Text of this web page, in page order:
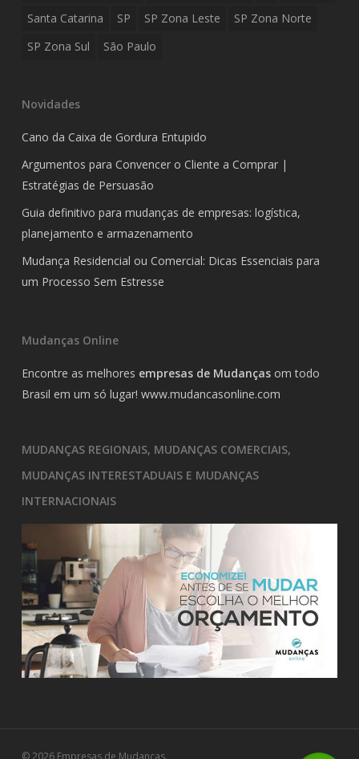
Santa Catarina
SP SP Zona Leste
SP Zona Norte
SP Zona Sul
São Paulo
Novidades
Cano da Caixa de Gordura Entupido
Argumentos para Convencer o Cliente a Comprar |
Estratégias de Persuasão
Guia definitivo para mudanças de empresas: logística,
planejamento e armazenamento
Mudança Residencial ou Comercial: Dicas Essenciais para
um Processo Sem Estresse
Mudanças Online
Encontre as melhores empresas de Mudançasom todo
Brasil em um só lugar! www.mudancasonline.com
MUDANÇAS REGIONAIS, MUDANÇAS COMERCIAIS,
MUDANÇAS INTERESTADUAIS E MUDANÇAS
INTERNACIONAIS